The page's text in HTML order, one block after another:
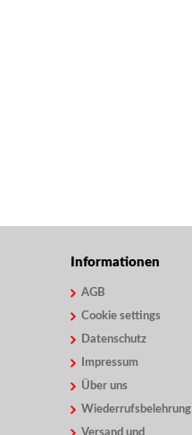
Informationen
AGB
Cookie settings
Datenschutz
Impressum
Über uns
Wiederrufsbelehrung